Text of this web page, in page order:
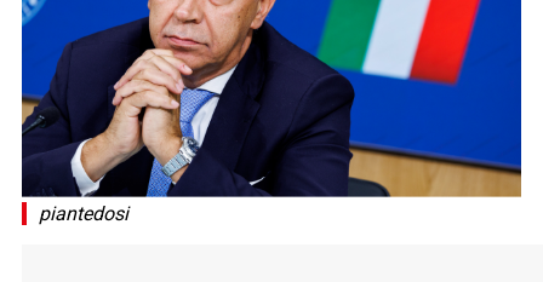
piantedosi